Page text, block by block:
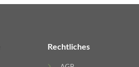
Rechtliches